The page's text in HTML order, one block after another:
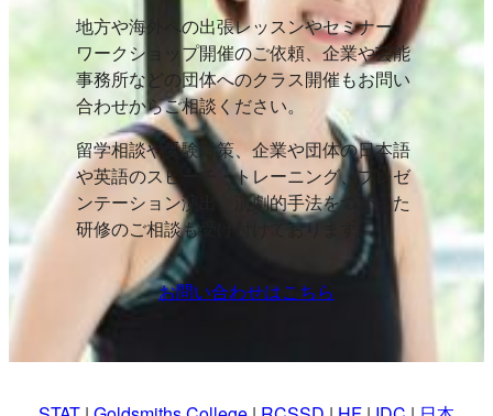
地方や海外への出張レッスンやセミナー、
ワークショップ開催のご依頼、企業や芸能
事務所などの団体へのクラス開催もお問い
合わせからご相談ください。
留学相談や受験対策、企業や団体の日本語
や英語のスピーチ・トレーニング、プレゼ
ンテーション演出、演劇的手法をつかった
研修のご相談も受け付けております。
お問い合わせはこちら